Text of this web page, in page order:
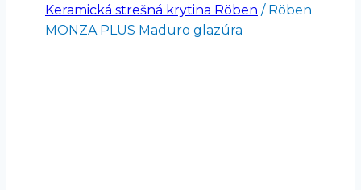
Keramická strešná krytina Röben / Röben
MONZA PLUS Maduro glazúra